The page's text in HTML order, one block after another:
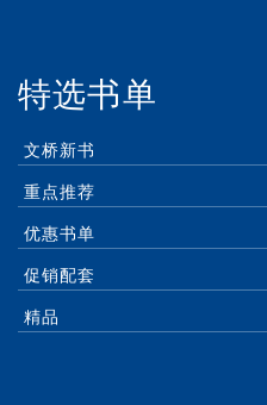
特选书单
文桥新书
重点推荐
优惠书单
促销配套
精品